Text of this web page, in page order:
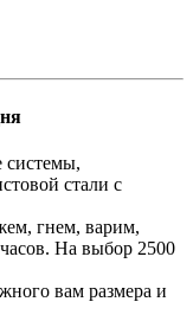
системы,
стали с
гнем, варим,
На выбор 2500
вам размера и